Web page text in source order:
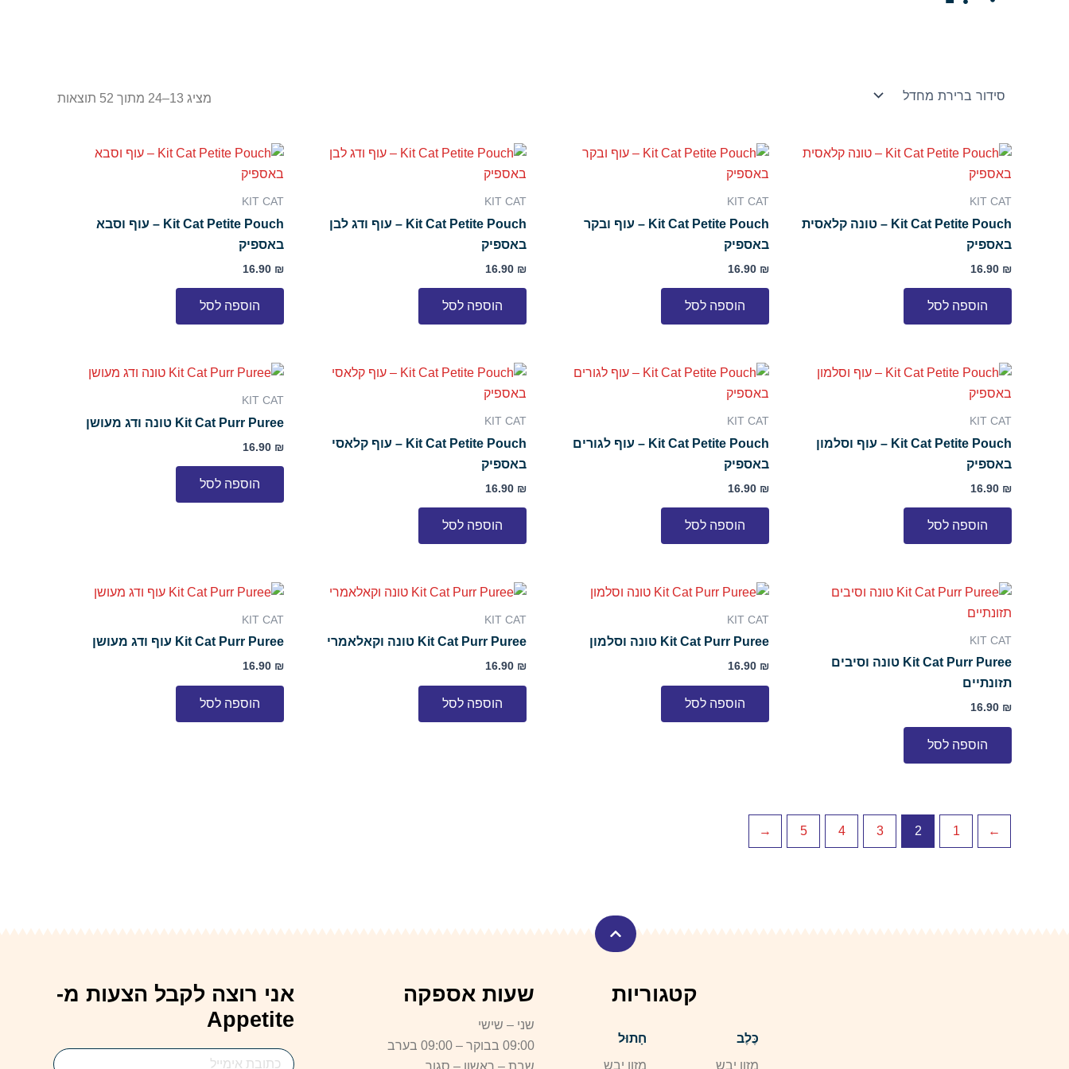
מציג 13–24 מתוך 52 תוצאות
KIT CAT
Kit Cat Petite Pouch – טונה קלאסית
באספיק
16.90 ₪
הוספה לסל
KIT CAT
Kit Cat Petite Pouch – עוף ובקר
באספיק
16.90 ₪
הוספה לסל
KIT CAT
Kit Cat Petite Pouch – עוף ודג לבן
באספיק
16.90 ₪
הוספה לסל
KIT CAT
Kit Cat Petite Pouch – עוף וסבא
באספיק
16.90 ₪
הוספה לסל
KIT CAT
Kit Cat Petite Pouch – עוף וסלמון
באספיק
16.90 ₪
הוספה לסל
KIT CAT
Kit Cat Petite Pouch – עוף לגורים
באספיק
16.90 ₪
הוספה לסל
KIT CAT
Kit Cat Petite Pouch – עוף קלאסי
באספיק
16.90 ₪
הוספה לסל
KIT CAT
Kit Cat Purr Puree טונה ודג מעושן
16.90 ₪
הוספה לסל
KIT CAT
Kit Cat Purr Puree טונה וסיבים
תזונתיים
16.90 ₪
הוספה לסל
KIT CAT
Kit Cat Purr Puree טונה וסלמון
16.90 ₪
הוספה לסל
KIT CAT
Kit Cat Purr Puree טונה וקאלאמרי
16.90 ₪
הוספה לסל
KIT CAT
Kit Cat Purr Puree עוף ודג מעושן
16.90 ₪
הוספה לסל
→
1
2
3
4
5
←
קטגוריות
כֶּלֶב
מזון יבש
חָתוּל
מזון יבש
שעות אספקה
שני – שישי
09:00 בבוקר – 09:00 בערב
שבת – ראשון – סגור
אני רוצה לקבל הצעות מ-
Appetite
Email